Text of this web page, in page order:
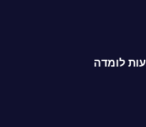
לומדה